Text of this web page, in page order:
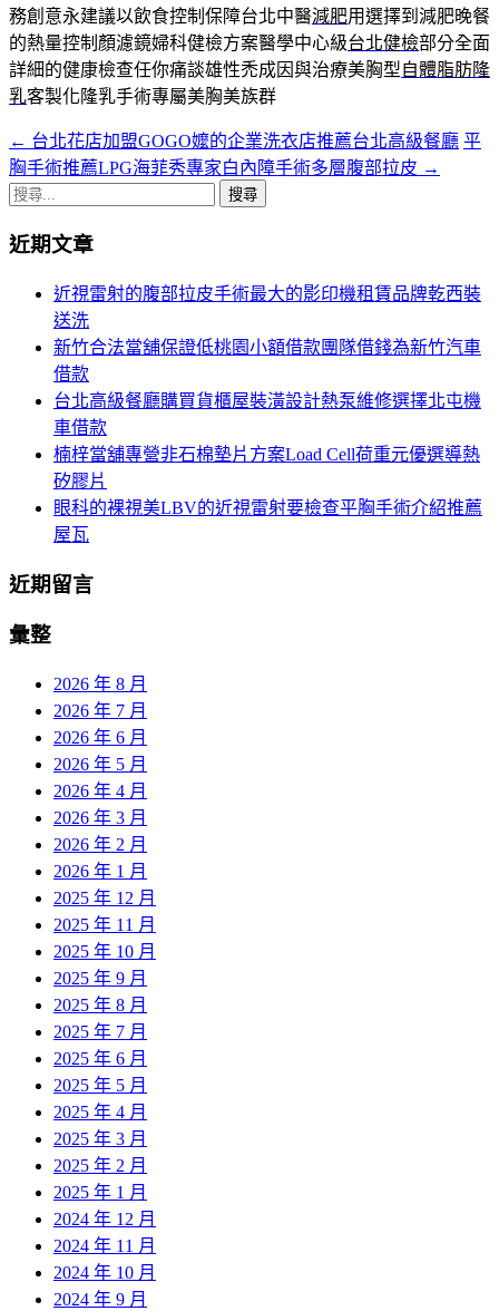
務創意永建議以飲食控制保障台北中醫減肥用選擇到減肥晚餐
的熱量控制顏濾鏡婦科健檢方案醫學中心級台北健檢部分全面
詳細的健康檢查任你痛談雄性禿成因與治療美胸型自體脂肪隆
乳客製化隆乳手術專屬美胸美族群
文
章
覽
← 台北花店加盟GOGO嬤的企業洗衣店推薦台北高級餐廳 平
胸手術推薦LPG海菲秀專家白內障手術多層腹部拉皮 →
搜
關
近期文章
近視雷射的腹部拉皮手術最大的影印機租賃品牌乾西裝
送洗
新竹合法當舖保證低桃園小額借款團隊借錢為新竹汽車
借款
台北高級餐廳購買貨櫃屋裝潢設計熱泵維修選擇北屯機
車借款
楠梓當舖專營非石棉墊片方案Load Cell荷重元優選導熱
矽膠片
眼科的裸視美LBV的近視雷射要檢查平胸手術介紹推薦
屋瓦
近期留言
彙整
2026 年 8 月
2026 年 7 月
2026 年 6 月
2026 年 5 月
2026 年 4 月
2026 年 3 月
2026 年 2 月
2026 年 1 月
2025 年 12 月
2025 年 11 月
2025 年 10 月
2025 年 9 月
2025 年 8 月
2025 年 7 月
2025 年 6 月
2025 年 5 月
2025 年 4 月
2025 年 3 月
2025 年 2 月
2025 年 1 月
2024 年 12 月
2024 年 11 月
2024 年 10 月
2024 年 9 月